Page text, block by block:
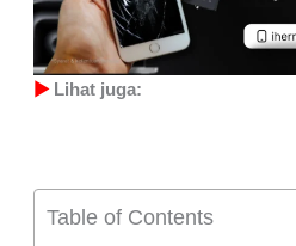
▶Lihat juga:
Table of Contents